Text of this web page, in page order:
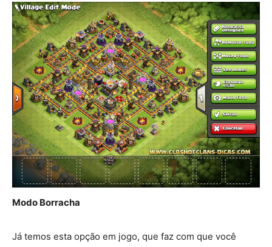
Modo Borracha
Já temos esta opção em jogo, que faz com que você